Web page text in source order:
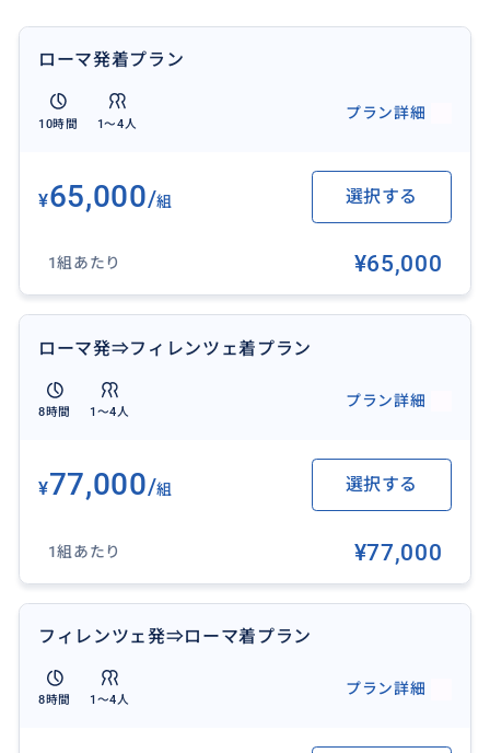
この商品をご覧いただいた方には下記の商品も好評で
す！
https://travel.buyma.com/service/a030101/ic010101
ローマ発着プラン
10時間 1〜4人
プラン詳細
¥65,000/組 選択する
1組あたり ¥65,000
ローマ発⇒フィレンツェ着プラン
8時間 1〜4人
プラン詳細
¥77,000/組 選択する
1組あたり ¥77,000
フィレンツェ発⇒ローマ着プラン
8時間 1〜4人
プラン詳細